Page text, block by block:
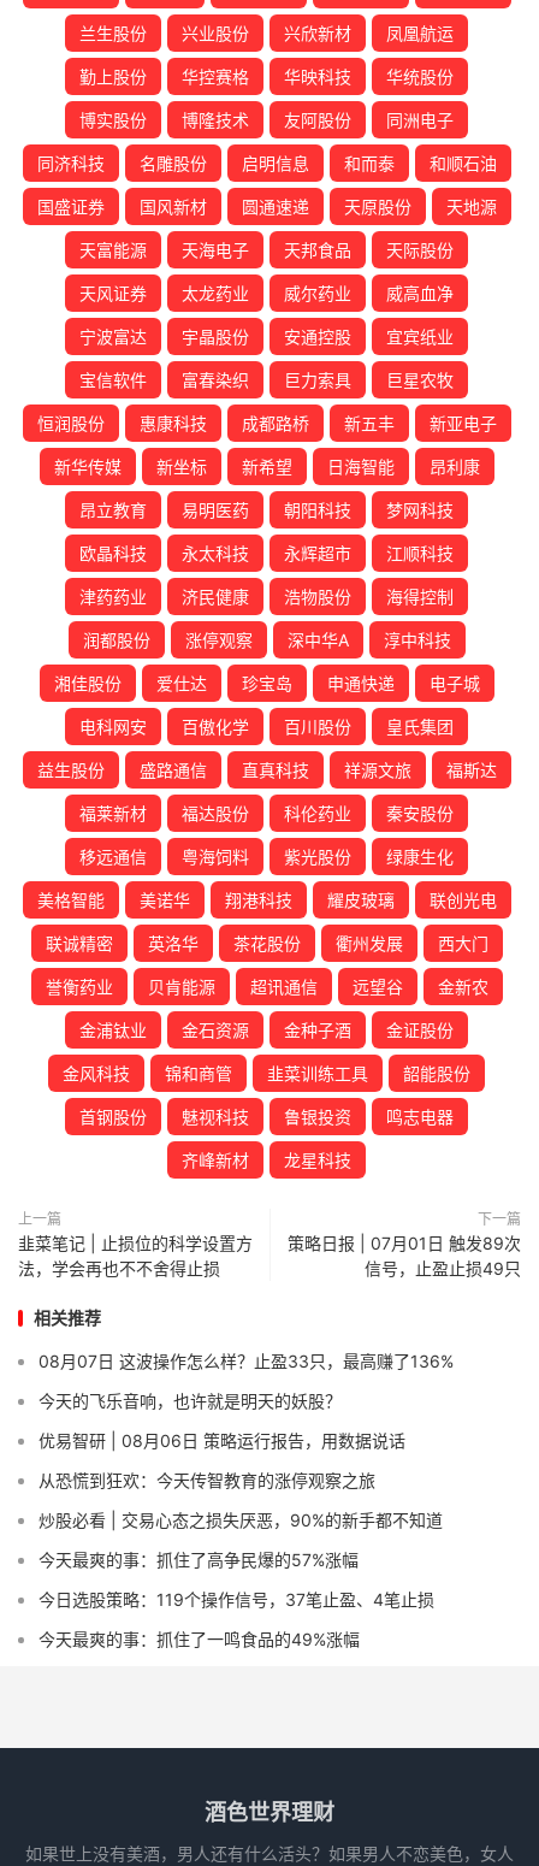
兰生股份 兴业股份 兴欣新材 凤凰航运
勤上股份 华控赛格 华映科技 华统股份
博实股份 博隆技术 友阿股份 同洲电子
同济科技 名雕股份 启明信息 和而泰 和顺石油
国盛证券 国风新材 圆通速递 天原股份 天地源
天富能源 天海电子 天邦食品 天际股份
天风证券 太龙药业 威尔药业 威高血净
宁波富达 宇晶股份 安通控股 宜宾纸业
宝信软件 富春染织 巨力索具 巨星农牧
恒润股份 惠康科技 成都路桥 新五丰 新亚电子
新华传媒 新坐标 新希望 日海智能 昂利康
昂立教育 易明医药 朝阳科技 梦网科技
欧晶科技 永太科技 永辉超市 江顺科技
津药药业 济民健康 浩物股份 海得控制
润都股份 涨停观察 深中华A 淳中科技
湘佳股份 爱仕达 珍宝岛 申通快递 电子城
电科网安 百傲化学 百川股份 皇氏集团
益生股份 盛路通信 直真科技 祥源文旅 福斯达
福莱新材 福达股份 科伦药业 秦安股份
移远通信 粤海饲料 紫光股份 绿康生化
美格智能 美诺华 翔港科技 耀皮玻璃 联创光电
联诚精密 英洛华 茶花股份 衢州发展 西大门
誉衡药业 贝肯能源 超讯通信 远望谷 金新农
金浦钛业 金石资源 金种子酒 金证股份
金风科技 锦和商管 韭菜训练工具 韶能股份
首钢股份 魅视科技 鲁银投资 鸣志电器
齐峰新材 龙星科技
上一篇
韭菜笔记 | 止损位的科学设置方
法，学会再也不不舍得止损
下一篇
策略日报 | 07月01日 触发89次
信号，止盈止损49只
相关推荐
08月07日 这波操作怎么样？止盈33只，最高赚了136%
今天的飞乐音响，也许就是明天的妖股？
优易智研 | 08月06日 策略运行报告，用数据说话
从恐慌到狂欢：今天传智教育的涨停观察之旅
炒股必看 | 交易心态之损失厌恶，90%的新手都不知道
今天最爽的事：抓住了高争民爆的57%涨幅
今日选股策略：119个操作信号，37笔止盈、4笔止损
今天最爽的事：抓住了一鸣食品的49%涨幅
酒色世界理财
如果世上没有美酒，男人还有什么活头？如果男人不恋美色，女人